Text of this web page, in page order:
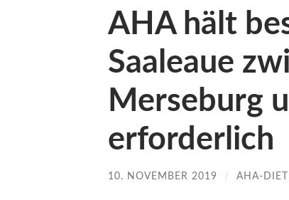
AHA hält
Saaleaue
Merseburg
erforderlich
10. NOVEMBER 2019 / AHA-